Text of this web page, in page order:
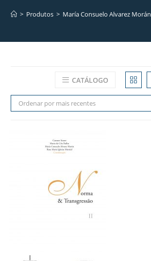
> Produtos > María Consuelo Alvarez Morán
CATÁLOGO
Ordenar por mais recentes